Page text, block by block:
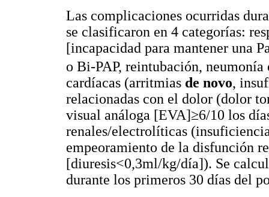
Las complicaciones ocurridas
se clasificaron en 4 categorías:
[incapacidad para mantener una
o Bi-PAP, reintubación,
cardíacas (arritmias de novo,
relacionadas con el dolor (dolor
visual análoga [EVA]≥6/10 los
renales/electrolíticas
empeoramiento de la disfunción
[diuresis<0,3ml/kg/día]). Se
durante los primeros 30 días del